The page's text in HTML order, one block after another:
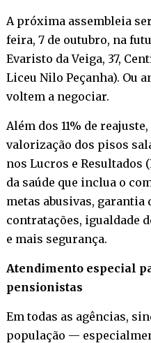
A próxima assembleia
feira, 7 de outubro, na
Evaristo da Veiga, 37,
Liceu Nilo Peçanha). Ou
voltem a negociar.
Além dos 11% de
valorização dos pisos
nos Lucros e Resultados
da saúde que inclua o
metas abusivas, garantia
contratações, igualdade
e mais segurança.
Atendimento especial
pensionistas
Em todas as agências,
população —